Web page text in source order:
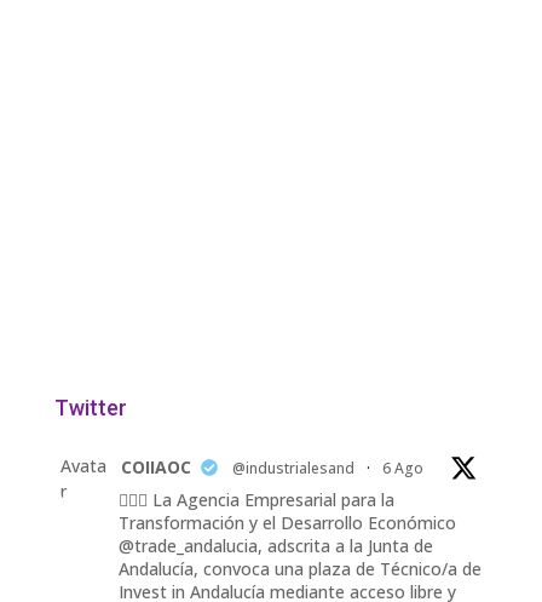
Twitter
Avata
r
COIIAOC @industrialesand · 6 Ago
👷🏽‍♀️ La Agencia Empresarial para la
Transformación y el Desarrollo Económico
@trade_andalucia, adscrita a la Junta de
Andalucía, convoca una plaza de Técnico/a de
Invest in Andalucía mediante acceso libre y